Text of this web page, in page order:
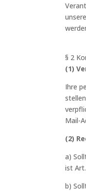
§ 2
(1)
Ihre
Mail-
(2)
a)
ist
b)